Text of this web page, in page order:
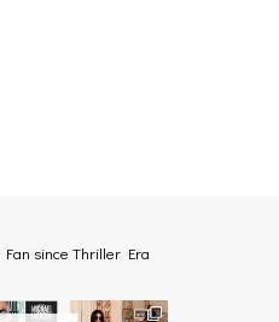
Fan since Thriller Era